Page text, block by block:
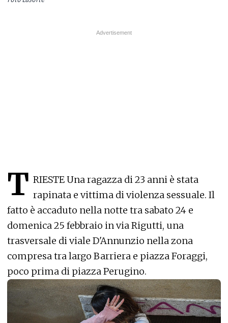
T RIESTE Una ragazza di 23 anni è stata
rapinata e vittima di violenza sessuale. Il
fatto è accaduto nella notte tra sabato 24 e
domenica 25 febbraio in via Rigutti, una
trasversale di viale D'Annunzio nella zona
compresa tra largo Barriera e piazza Foraggi,
poco prima di piazza Perugino.